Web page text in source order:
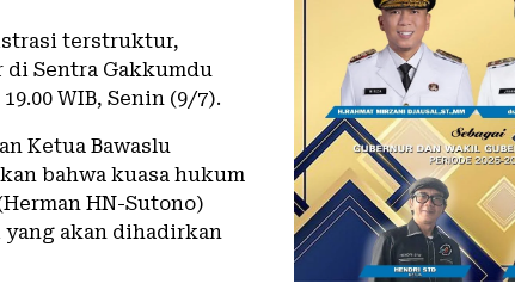
terstruktur,
di Sentra Gakkumdu
WIB, Senin (9/7).
Ketua Bawaslu
bahwa kuasa hukum
HN-Sutono)
akan dihadirkan